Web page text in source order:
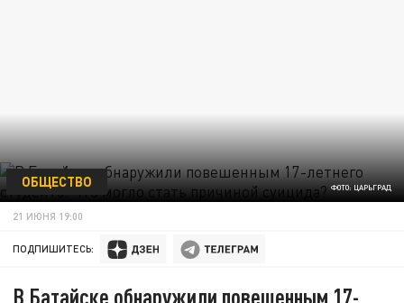
ФОТО: ЦАРЬГРАД
ОБЩЕСТВО
21 ИЮНЯ 19:00
ПОДПИШИТЕСЬ:
В Батайске обнаружили повешенным 17-